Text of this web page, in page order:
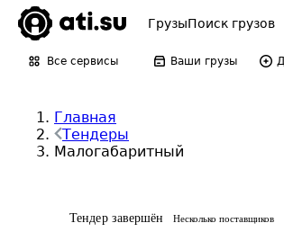
ГрузыПоиск грузов
Все сервисы Ваши грузы
Главная
Тендеры
Малогабаритный
Тендер завершён Несколько поставщиков